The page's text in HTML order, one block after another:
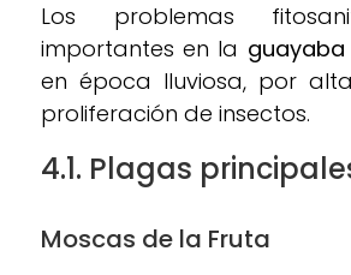
Los problemas
importantes en la guayaba
en época lluviosa, por
proliferación de insectos.
4.1. Plagas
Moscas de la Fruta